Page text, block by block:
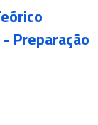
Preparação